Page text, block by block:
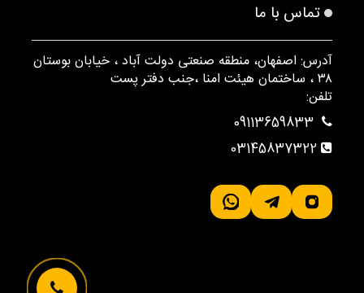
تماس با ما
آدرس: اصفهان، منطقه صنعتی دولت آباد ، خیابان بوستان
۳۸ ، ساختمان هیئت امنا ،جنب دفتر پست
تلفن:
03145837322